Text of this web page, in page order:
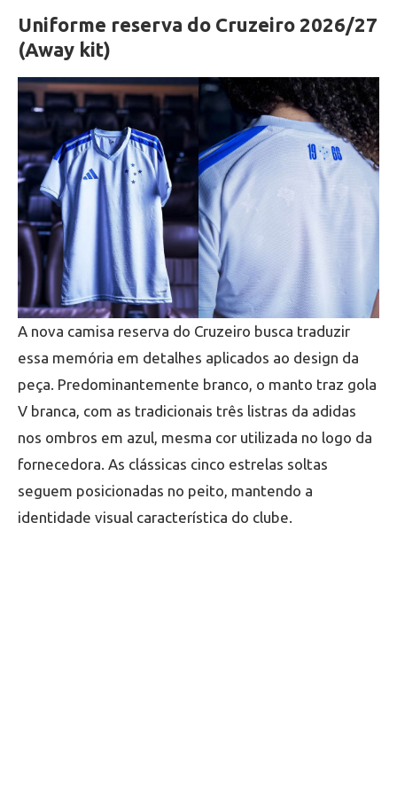
Uniforme reserva do Cruzeiro 2026/27
(Away kit)
A nova camisa reserva do Cruzeiro busca traduzir
essa memória em detalhes aplicados ao design da
peça. Predominantemente branco, o manto traz gola
V branca, com as tradicionais três listras da adidas
nos ombros em azul, mesma cor utilizada no logo da
fornecedora. As clássicas cinco estrelas soltas
seguem posicionadas no peito, mantendo a
identidade visual característica do clube.